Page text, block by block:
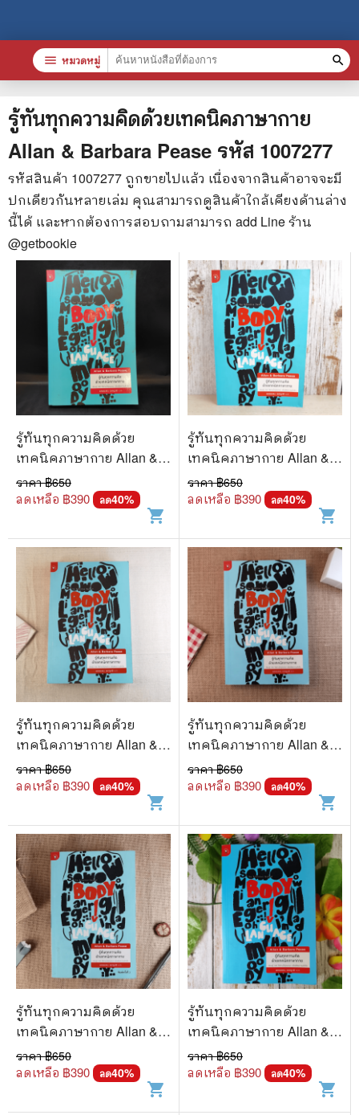
รู้ทันทุกความคิดด้วยเทคนิคภาษากาย
Allan & Barbara Pease รหัส 1007277
รหัสสินค้า 1007277 ถูกขายไปแล้ว เนื่องจากสินค้าอาจจะมี
ปกเดียวกันหลายเล่ม คุณสามารถดูสินค้าใกล้เคียงด้านล่าง
นี้ได้ และหากต้องการสอบถามสามารถ add Line ร้าน
@getbookie
รู้ทันทุกความคิดด้วย
เทคนิคภาษากาย Allan &
Barbara Pease
ราคา ฿650
ลดเหลือ ฿390 ลด40%
shopping_cart
รู้ทันทุกความคิดด้วย
เทคนิคภาษากาย Allan &
Barbara Pease
ราคา ฿650
ลดเหลือ ฿390 ลด40%
shopping_cart
รู้ทันทุกความคิดด้วย
เทคนิคภาษากาย Allan &
Barbara Pease
ราคา ฿650
ลดเหลือ ฿390 ลด40%
shopping_cart
รู้ทันทุกความคิดด้วย
เทคนิคภาษากาย Allan &
Barbara Pease
ราคา ฿650
ลดเหลือ ฿390 ลด40%
shopping_cart
รู้ทันทุกความคิดด้วย
เทคนิคภาษากาย Allan &
Barbara Pease
ราคา ฿650
ลดเหลือ ฿390 ลด40%
shopping_cart
รู้ทันทุกความคิดด้วย
เทคนิคภาษากาย Allan &
Barbara Pease
ราคา ฿650
ลดเหลือ ฿390 ลด40%
shopping_cart
menu หมวดหมู่ search
หมวดหมู่สินค้า
หนังสือทั้งหมด
stars สินค้าใช้เฉพาะแต้มเท่านั้น
📚 หนังสือทั่วไป
🦄 วรรณกรรม นิยาย เรื่องสั้น
🎓 การศึกษา
😼 หนังสือการ์ตูน
🐲 หนังสือเด็ก
📕 นิตยสาร
🎲 Board Game
📅 สินค้าอื่นๆ